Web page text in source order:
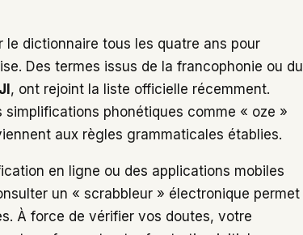
le dictionnaire tous les quatre ans pour
Des termes issus de la francophonie ou du
, ont rejoint la liste officielle récemment.
phonétiques comme « oze »
aux règles grammaticales établies.
en ligne ou des applications mobiles
un « scrabbleur » électronique permet
À force de vérifier vos doutes, votre